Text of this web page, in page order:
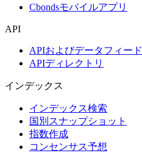
Cbondsモバイルアプリ
API
APIおよびデータフィード
APIディレクトリ
インデックス
インデックス検索
国別スナップショット
指数作成
コンセンサス予想